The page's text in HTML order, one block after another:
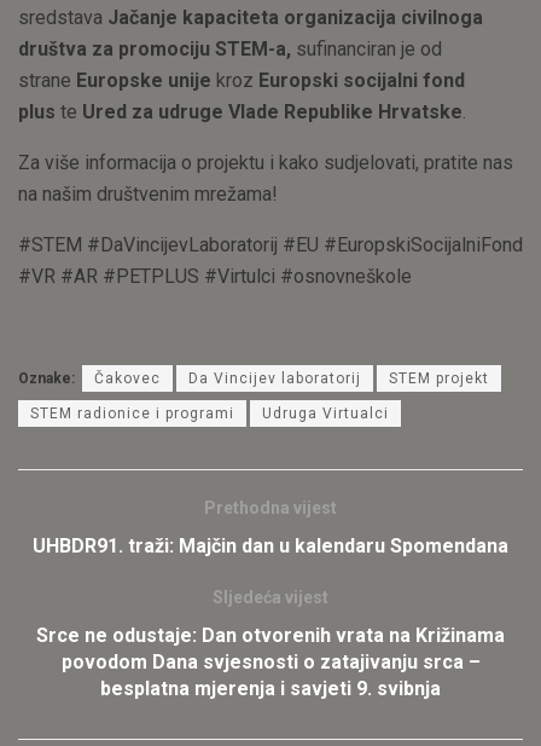
sredstava Jačanje kapaciteta organizacija civilnoga
društva za promociju STEM-a, sufinanciran je od
strane Europske unije kroz Europski socijalni fond
plus te Ured za udruge Vlade Republike Hrvatske.
Za više informacija o projektu i kako sudjelovati, pratite nas
na našim društvenim mrežama!
#STEM #DaVincijevLaboratorij #EU #EuropskiSocijalniFond
#VR #AR #PETPLUS #Virtulci #osnovneškole
Oznake: Čakovec Da Vincijev laboratorij STEM projekt
STEM radionice i programi Udruga Virtualci
Prethodna vijest
UHBDR91. traži: Majčin dan u kalendaru Spomendana
Sljedeća vijest
Srce ne odustaje: Dan otvorenih vrata na Križinama
povodom Dana svjesnosti o zatajivanju srca –
besplatna mjerenja i savjeti 9. svibnja